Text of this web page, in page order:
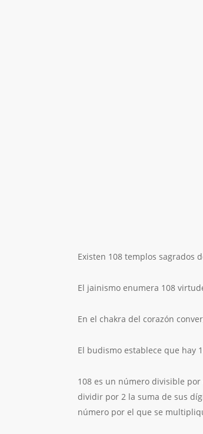
Existen 108 templos sagrados
El jainismo enumera 108
En el chakra del corazón
El budismo establece que hay
108 es un número divisible
dividir por 2 la suma de sus
número por el que se